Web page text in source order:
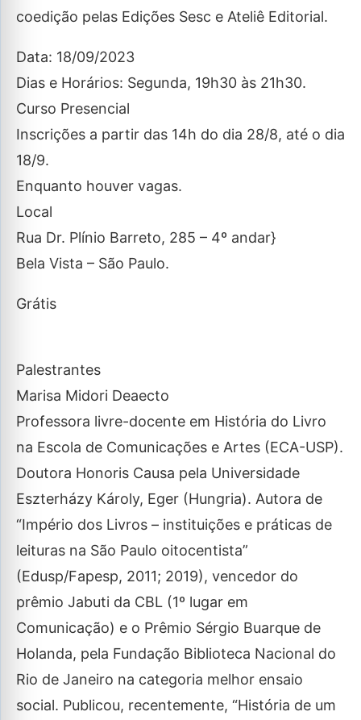
coedição pelas Edições Sesc e Ateliê Editorial.
Data: 18/09/2023
Dias e Horários: Segunda, 19h30 às 21h30.
Curso Presencial
Inscrições a partir das 14h do dia 28/8, até o dia
18/9.
Enquanto houver vagas.
Local
Rua Dr. Plínio Barreto, 285 – 4º andar}
Bela Vista – São Paulo.
Grátis
Palestrantes
Marisa Midori Deaecto
Professora livre-docente em História do Livro
na Escola de Comunicações e Artes (ECA-USP).
Doutora Honoris Causa pela Universidade
Eszterházy Károly, Eger (Hungria). Autora de
“Império dos Livros – instituições e práticas de
leituras na São Paulo oitocentista”
(Edusp/Fapesp, 2011; 2019), vencedor do
prêmio Jabuti da CBL (1º lugar em
Comunicação) e o Prêmio Sérgio Buarque de
Holanda, pela Fundação Biblioteca Nacional do
Rio de Janeiro na categoria melhor ensaio
social. Publicou, recentemente, “História de um